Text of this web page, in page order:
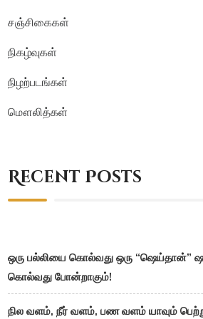
சஞ்சிகைகள்
நிகழ்வுகள்
நிழற்படங்கள்
மௌலித்கள்
Recent Posts
ஒரு பல்லியை கொல்வது ஒரு “ஷெய்தான்”
கொல்வது போன்றாகும்!
நில வளம், நீர் வளம், பண வளம் யாவும்